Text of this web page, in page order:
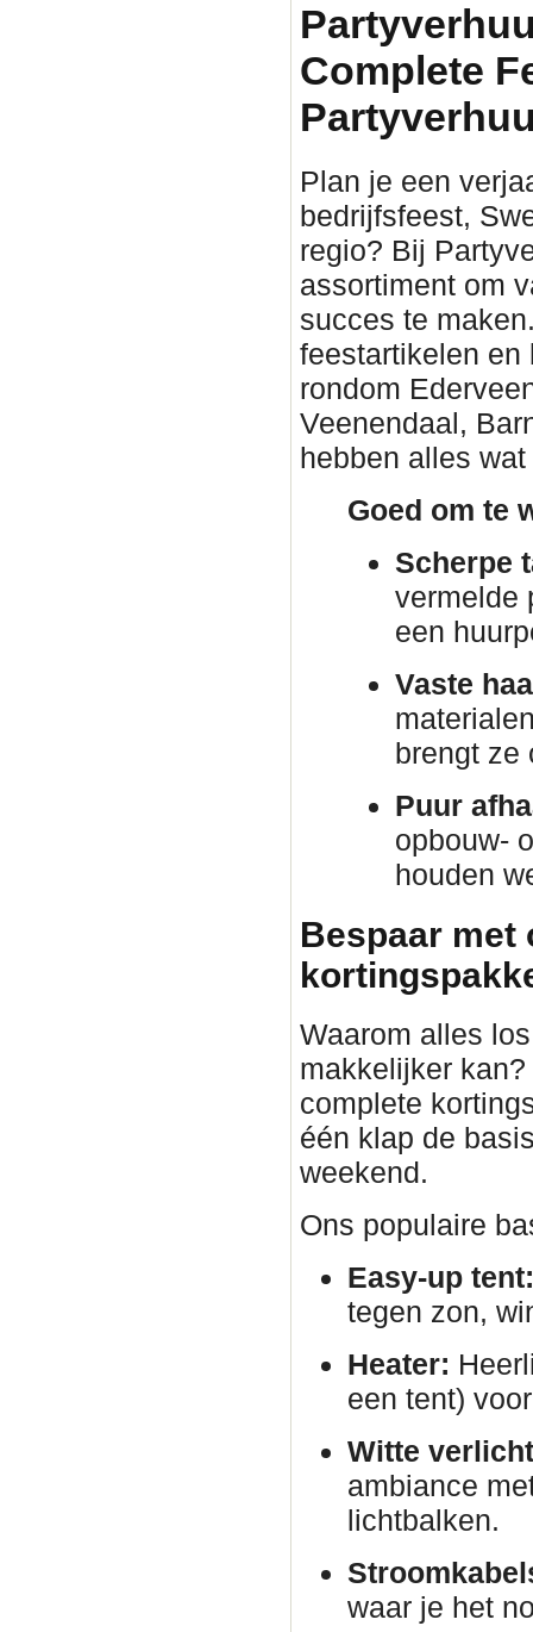
Complete
Plan je een
bedrijfsfeest,
regio? Bij
assortiment om
succes te
feestartikelen en
rondom
Veenendaal,
hebben alles
Goed om te
Scherpe
vermelde
een
Vaste
brengt
Puur
opbouw-
houden
Bespaar met
Waarom alles
makkelijker
complete
één klap de
weekend.
Ons populaire
Easy-up tent:
tegen zon,
Heater:
een tent)
Witte
ambiance
lichtbalken.
waar je het